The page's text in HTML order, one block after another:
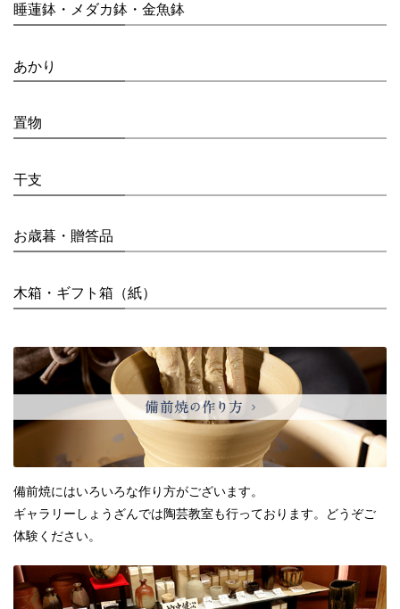
睡蓮鉢・メダカ鉢・金魚鉢
あかり
置物
干支
お歳暮・贈答品
木箱・ギフト箱（紙）
備前焼にはいろいろな作り方がございます。
ギャラリーしょうざんでは陶芸教室も行っております。どうぞご
体験ください。